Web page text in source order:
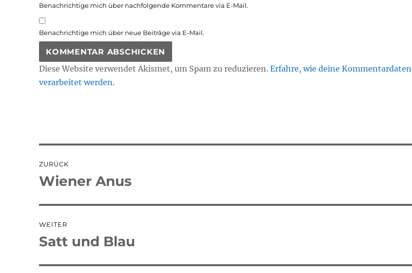
Benachrichtige mich über nachfolgende Kommentare via E-Mail.
Benachrichtige mich über neue Beiträge via E-Mail.
Diese Website verwendet Akismet, um Spam zu reduzieren.Erfahre, wie deine Kommentardaten
verarbeitet werden.
ZURÜCK
Vorheriger
Wiener Anus
WEITER
Nächster
Satt und Blau